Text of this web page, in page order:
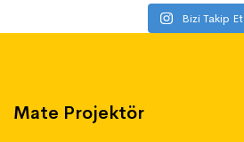
Bizi Takip Et
Mate Projektör